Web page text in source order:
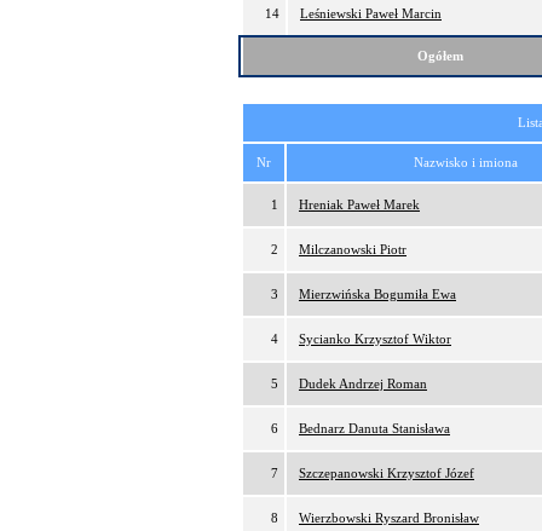
14 Leśniewski Paweł Marcin
Ogółem
Nr Nazwisko i imiona
1 Hreniak Paweł Marek
2 Milczanowski Piotr
3 Mierzwińska Bogumiła Ewa
4 Sycianko Krzysztof Wiktor
5 Dudek Andrzej Roman
6 Bednarz Danuta Stanisława
7 Szczepanowski Krzysztof Józef
8 Wierzbowski Ryszard Bronisław